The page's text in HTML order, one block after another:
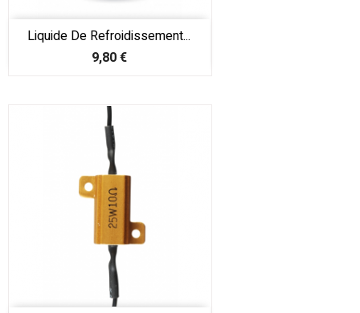
Liquide De Refroidissement...
Prix
9,80 €